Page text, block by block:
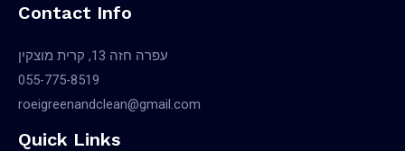
Contact Info
עפרה חזה 13, קרית מוצקין
055-775-8519
roeigreenandclean@gmail.com
Quick Links